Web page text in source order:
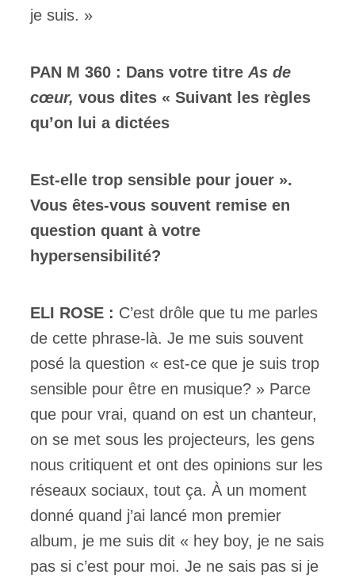
je suis. »
PAN M 360 : Dans votre titreAs de
cœur, vous dites « Suivant les règles
qu’on lui a dictées
Est-elle trop sensible pour jouer ».
Vous êtes-vous souvent remise en
question quant à votre
hypersensibilité?
ELI ROSE : C’est drôle que tu me parles
de cette phrase-là. Je me suis souvent
posé la question « est-ce que je suis trop
sensible pour être en musique? » Parce
que pour vrai, quand on est un chanteur,
on se met sous les projecteurs, les gens
nous critiquent et ont des opinions sur les
réseaux sociaux, tout ça. À un moment
donné quand j’ai lancé mon premier
album, je me suis dit « hey boy, je ne sais
pas si c’est pour moi. Je ne sais pas si je